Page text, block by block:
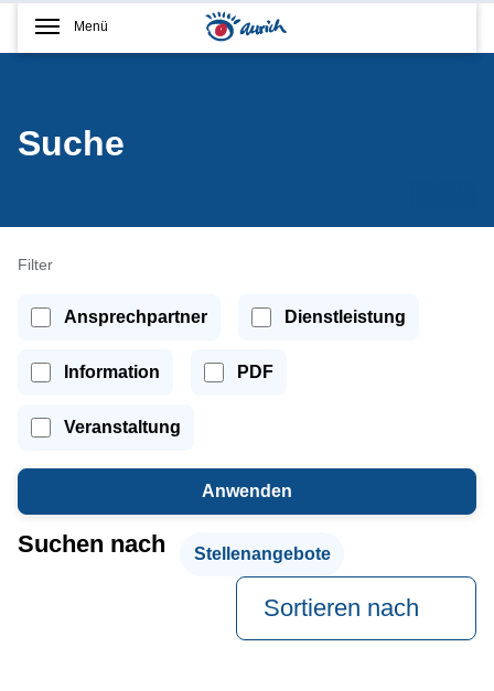
Menü
Suche
Filter
Ansprechpartner Dienstleistung
Information PDF
Veranstaltung
Anwenden
Suchen nach Stellenangebote
Sortieren nach